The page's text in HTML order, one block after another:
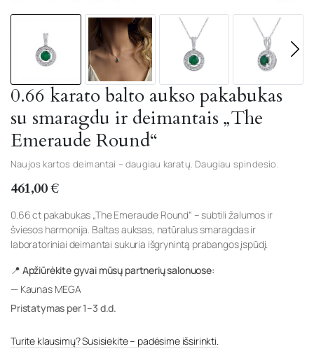
0.66 karato balto aukso pakabukas
su smaragdu ir deimantais „The
Emeraude Round“
Naujos kartos deimantai – daugiau karatų. Daugiau spindesio.
461,00€
0.66 ct pakabukas „The Emeraude Round“ – subtili žalumos ir
šviesos harmonija. Baltas auksas, natūralus smaragdas ir
laboratoriniai deimantai sukuria išgrynintą prabangos įspūdį.
📍 Apžiūrėkite gyvai mūsų partnerių salonuose:
— Kaunas MEGA
Pristatymas per 1–3 d.d.
Turite klausimų? Susisiekite – padėsime išsirinkti.